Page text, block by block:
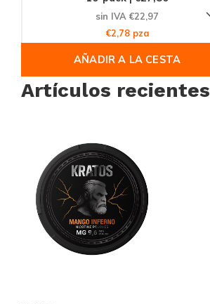
sin IVA €22,97
€2,78 pza
AÑADIR A LA CESTA
Artículos recientes